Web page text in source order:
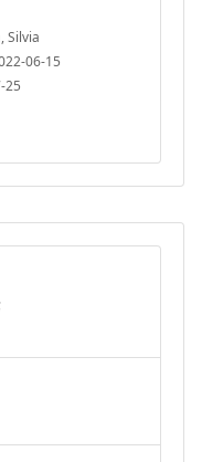
Silvia
06-15
25